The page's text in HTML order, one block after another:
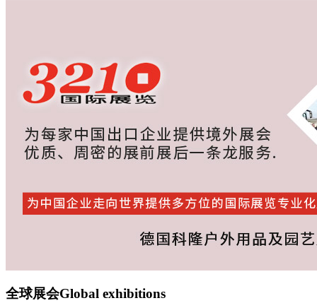
全球展会Global exhibitions